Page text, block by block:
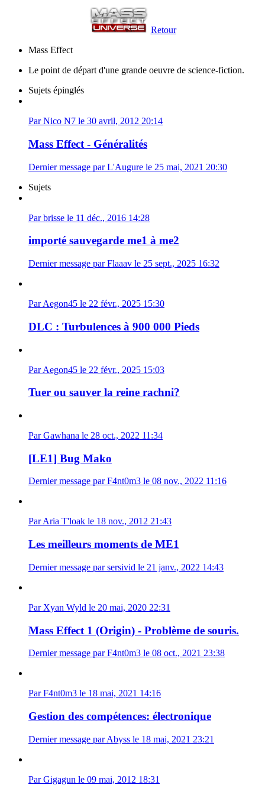
Retour
Mass Effect
Le point de départ d'une grande oeuvre de science-fiction.
Sujets épinglés
Par Nico N7 le 30 avril, 2012 20:14
Mass Effect - Généralités
Dernier message par L'Augure le 25 mai, 2021 20:30
Sujets
Par brisse le 11 déc., 2016 14:28
importé sauvegarde me1 à me2
Dernier message par Flaaav le 25 sept., 2025 16:32
Par Aegon45 le 22 févr., 2025 15:30
DLC : Turbulences à 900 000 Pieds
Par Aegon45 le 22 févr., 2025 15:03
Tuer ou sauver la reine rachni?
Par Gawhana le 28 oct., 2022 11:34
[LE1] Bug Mako
Dernier message par F4nt0m3 le 08 nov., 2022 11:16
Par Aria T'loak le 18 nov., 2012 21:43
Les meilleurs moments de ME1
Dernier message par sersivid le 21 janv., 2022 14:43
Par Xyan Wyld le 20 mai, 2020 22:31
Mass Effect 1 (Origin) - Problème de souris.
Dernier message par F4nt0m3 le 08 oct., 2021 23:38
Par F4nt0m3 le 18 mai, 2021 14:16
Gestion des compétences: électronique
Dernier message par Abyss le 18 mai, 2021 23:21
Par Gigagun le 09 mai, 2012 18:31